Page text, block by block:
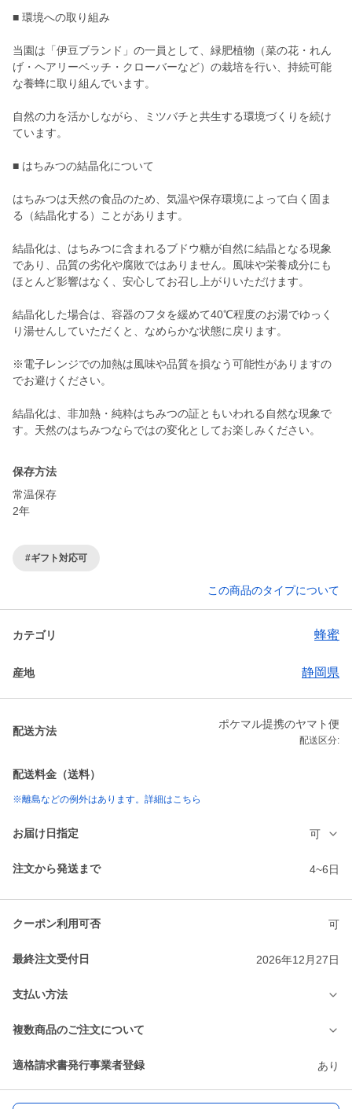
■ 環境への取り組み
当園は「伊豆ブランド」の一員として、緑肥植物（菜の花・れん
げ・ヘアリーベッチ・クローバーなど）の栽培を行い、持続可能
な養蜂に取り組んでいます。
自然の力を活かしながら、ミツバチと共生する環境づくりを続け
ています。
■ はちみつの結晶化について
はちみつは天然の食品のため、気温や保存環境によって白く固ま
る（結晶化する）ことがあります。
結晶化は、はちみつに含まれるブドウ糖が自然に結晶となる現象
であり、品質の劣化や腐敗ではありません。風味や栄養成分にも
ほとんど影響はなく、安心してお召し上がりいただけます。
結晶化した場合は、容器のフタを緩めて40℃程度のお湯でゆっく
り湯せんしていただくと、なめらかな状態に戻ります。
※電子レンジでの加熱は風味や品質を損なう可能性がありますの
でお避けください。
結晶化は、非加熱・純粋はちみつの証ともいわれる自然な現象で
す。天然のはちみつならではの変化としてお楽しみください。
保存方法
常温保存
2年
#ギフト対応可
この商品のタイプについて
カテゴリ 蜂蜜
産地 静岡県
配送方法
ポケマル提携のヤマト便
配送区分:
配送料金（送料）
※離島などの例外はあります。詳細はこちら
お届け日指定 可
注文から発送まで 4~6日
クーポン利用可否 可
最終注文受付日 2026年12月27日
支払い方法
複数商品のご注文について
適格請求書発行事業者登録 あり